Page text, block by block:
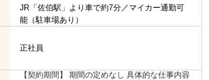
JR「佐伯駅」より車で約7分／マイカー通勤可
能（駐車場あり）
正社員
【契約期間】 期間の定めなし 具体的な仕事内容